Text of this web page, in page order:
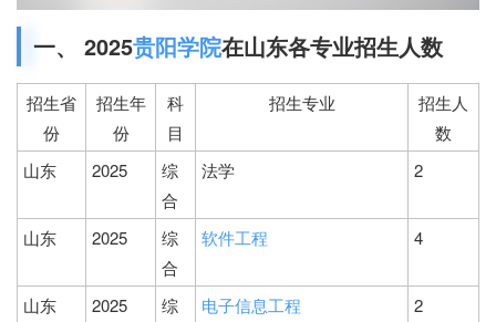
一、 2025贵阳学院在山东各专业招生人数
招生省
份
招生年
份
科
目
招生专业
招生人
数
山东
2025
综
合
法学 2
山东 2025
综
合
软件工程 4
山东 2025
综
电子信息工程 2